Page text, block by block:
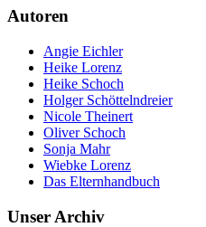
Autoren
Angie Eichler
Heike Lorenz
Heike Schoch
Holger Schöttelndreier
Nicole Theinert
Oliver Schoch
Sonja Mahr
Wiebke Lorenz
Das Elternhandbuch
Unser Archiv